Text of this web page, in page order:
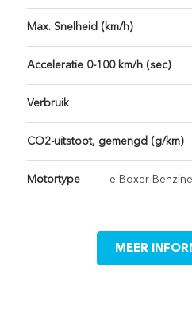
Max. Snelheid (km/h)
Acceleratie 0-100 km/h (sec)
Verbruik
CO2-uitstoot, gemengd (g/km)
Motortype e-Boxer
MEER